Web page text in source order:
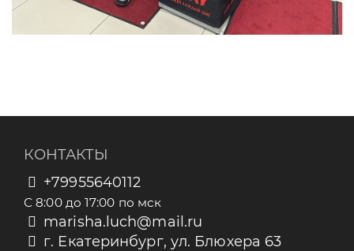
КОНТАКТЫ
+79955640112
С 8:00 до 17:00 по мск
marisha.luch@mail.ru
г. Екатеринбург, ул. Блюхера 63